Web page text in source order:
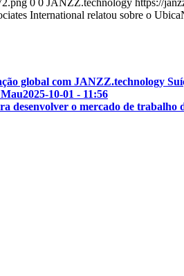
0 0 JANZZ.technology https://
International relatou sobre o
global com JANZZ.technology
2025-10-01 - 11:56
desenvolver o mercado de trabalho